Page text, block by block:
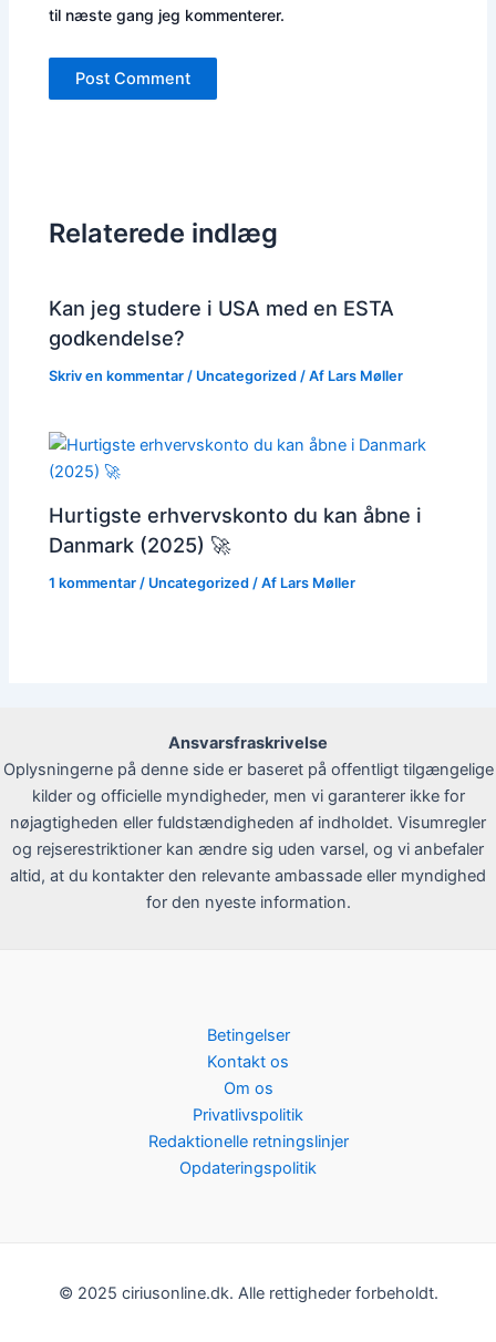
til næste gang jeg kommenterer.
Relaterede indlæg
Kan jeg studere i USA med en ESTA
godkendelse?
Skriv en kommentar / Uncategorized / Af Lars Møller
Hurtigste erhvervskonto du kan åbne i
Danmark (2025) 🚀
1 kommentar / Uncategorized / Af Lars Møller
Ansvarsfraskrivelse
Oplysningerne på denne side er baseret på offentligt tilgængelige
kilder og officielle myndigheder, men vi garanterer ikke for
nøjagtigheden eller fuldstændigheden af indholdet. Visumregler
og rejserestriktioner kan ændre sig uden varsel, og vi anbefaler
altid, at du kontakter den relevante ambassade eller myndighed
for den nyeste information.
Betingelser
Kontakt os
Om os
Privatlivspolitik
Redaktionelle retningslinjer
Opdateringspolitik
© 2025 ciriusonline.dk. Alle rettigheder forbeholdt.